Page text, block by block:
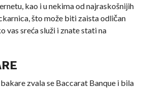
kao i u nekima od najraskošnijih
što može biti zaista odličan
vas sreća služi i znate stati na
zvala se Baccarat Banque i bila